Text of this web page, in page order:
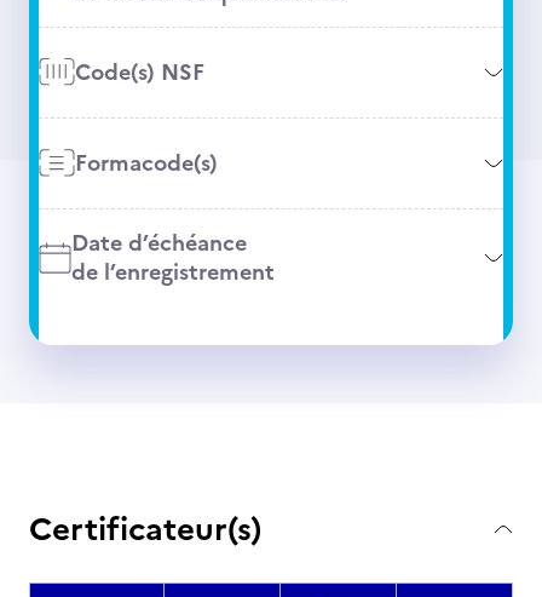
Code(s) NSF
Formacode(s)
Date d’échéance
de l’enregistrement
Certificateur(s)